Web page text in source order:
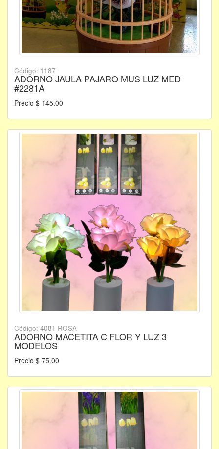
Código: 1187
ADORNO JAULA PAJARO MUS LUZ MED
#2281A
Precio $ 145.00
Código: 4081 ROSA
ADORNO MACETITA C FLOR Y LUZ 3
MODELOS
Precio $ 75.00